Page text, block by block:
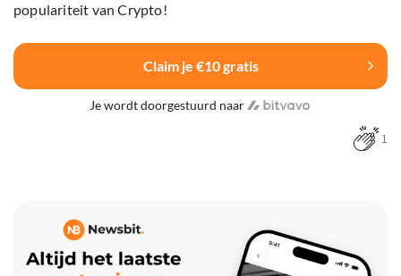
populariteit van Crypto!
Claim je €10 gratis
Je wordt doorgestuurd naar
1